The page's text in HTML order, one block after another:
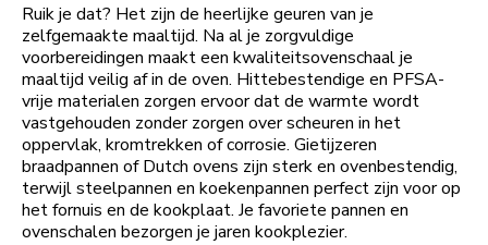
Ruik je dat? Het zijn de heerlijke geuren van je
zelfgemaakte maaltijd. Na al je zorgvuldige
voorbereidingen maakt een kwaliteitsovenschaal je
maaltijd veilig af in de oven. Hittebestendige en PFSA-
vrije materialen zorgen ervoor dat de warmte wordt
vastgehouden zonder zorgen over scheuren in het
oppervlak, kromtrekken of corrosie. Gietijzeren
braadpannen of Dutch ovens zijn sterk en ovenbestendig,
terwijl steelpannen en koekenpannen perfect zijn voor op
het fornuis en de kookplaat. Je favoriete pannen en
ovenschalen bezorgen je jaren kookplezier.